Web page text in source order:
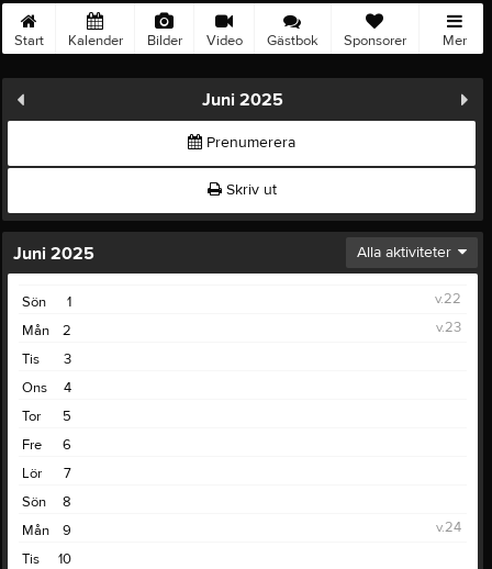
Start Kalender Bilder Video Gästbok Sponsorer Mer
Juni 2025
Prenumerera
Skriv ut
Juni 2025 Alla aktiviteter
1
Sön
v.22
2
Mån
v.23
3
Tis
4
Ons
5
Tor
6
Fre
7
Lör
8
Sön
9
Mån
v.24
10
Tis